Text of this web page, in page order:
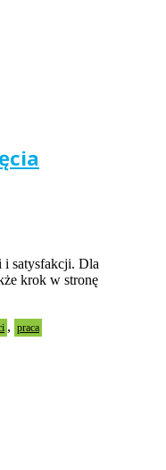
i satysfakcji. Dla
krok w stronę
, praca